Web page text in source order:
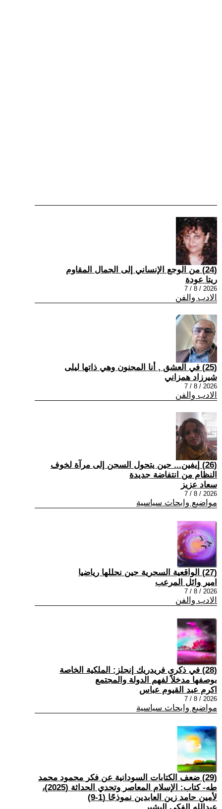
(24) من الوجع الإنساني إلى الجمال المقاوم
ريتا عودة
2026 / 8 / 7
الادب والفن
(25) في العشق , أنا المجنون وهي ذاتها ليلى
شيرزاد همزاني
2026 / 8 / 7
الادب والفن
(26) إيفين... حين يتحول السجن إلى مرآة لخوف
النظام من انتفاضة جديدة
سعاد عزيز
2026 / 8 / 7
مواضيع وابحاث سياسية
(27) الواقعية السحرية حين نحللها رياضيا
امير وائل المرعب
2026 / 8 / 7
الادب والفن
(28) في ذكرى فريدريك إنجلز: الملكية الخاصة
بوصفها مدخلاً لفهم الدولة والمجتمع
اكرم عبد القيوم عباس
2026 / 8 / 7
مواضيع وابحاث سياسية
(29) ضعف الكتابات السودانية عن فكر محمود محمد
طه- كتاب: الإسلام المعاصر وتحدي الحداثة (2025)،
لأمين حامد زين العابدين نموذجًا (1-9)